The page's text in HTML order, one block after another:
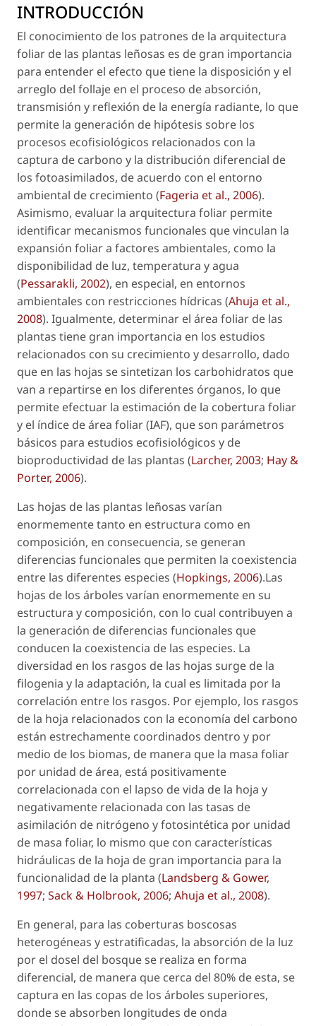
INTRODUCCIÓN
El conocimiento de los patrones de la arquitectura
foliar de las plantas leñosas es de gran importancia
para entender el efecto que tiene la disposición y el
arreglo del follaje en el proceso de absorción,
transmisión y reflexión de la energía radiante, lo que
permite la generación de hipótesis sobre los
procesos ecofisiológicos relacionados con la
captura de carbono y la distribución diferencial de
los fotoasimilados, de acuerdo con el entorno
ambiental de crecimiento (Fageria et al., 2006).
Asimismo, evaluar la arquitectura foliar permite
identificar mecanismos funcionales que vinculan la
expansión foliar a factores ambientales, como la
disponibilidad de luz, temperatura y agua
(Pessarakli, 2002), en especial, en entornos
ambientales con restricciones hídricas (Ahuja et al.,
2008). Igualmente, determinar el área foliar de las
plantas tiene gran importancia en los estudios
relacionados con su crecimiento y desarrollo, dado
que en las hojas se sintetizan los carbohidratos que
van a repartirse en los diferentes órganos, lo que
permite efectuar la estimación de la cobertura foliar
y el índice de área foliar (IAF), que son parámetros
básicos para estudios ecofisiológicos y de
bioproductividad de las plantas (Larcher, 2003; Hay &
Porter, 2006).
Las hojas de las plantas leñosas varían
enormemente tanto en estructura como en
composición, en consecuencia, se generan
diferencias funcionales que permiten la coexistencia
entre las diferentes especies (Hopkings, 2006).Las
hojas de los árboles varían enormemente en su
estructura y composición, con lo cual contribuyen a
la generación de diferencias funcionales que
conducen la coexistencia de las especies. La
diversidad en los rasgos de las hojas surge de la
filogenia y la adaptación, la cual es limitada por la
correlación entre los rasgos. Por ejemplo, los rasgos
de la hoja relacionados con la economía del carbono
están estrechamente coordinados dentro y por
medio de los biomas, de manera que la masa foliar
por unidad de área, está positivamente
correlacionada con el lapso de vida de la hoja y
negativamente relacionada con las tasas de
asimilación de nitrógeno y fotosintética por unidad
de masa foliar, lo mismo que con características
hidráulicas de la hoja de gran importancia para la
funcionalidad de la planta (Landsberg & Gower,
1997; Sack & Holbrook, 2006; Ahuja et al., 2008).
En general, para las coberturas boscosas
heterogéneas y estratificadas, la absorción de la luz
por el dosel del bosque se realiza en forma
diferencial, de manera que cerca del 80% de esta, se
captura en las copas de los árboles superiores,
donde se absorben longitudes de onda